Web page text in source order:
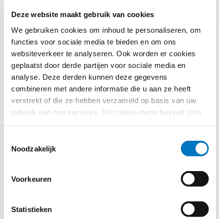
Deze website maakt gebruik van cookies
We gebruiken cookies om inhoud te personaliseren, om
functies voor sociale media te bieden en om ons
websiteverkeer te analyseren. Ook worden er cookies
geplaatst door derde partijen voor sociale media en
analyse. Deze derden kunnen deze gegevens
combineren met andere informatie die u aan ze heeft
verstrekt of die ze hebben verzameld op basis van uw
gebruik van hun services. Dit cookie-menu bevindt zich
Noodzakelijk
Voorkeuren
Statistieken
Het ontwerpadvies en
Het Comité benadrukt in haar ontwerpadvies dat
decentrale overheden een bijzondere positie innemen
bij de verantwoorde implementatie van AI. Door hun
uiteenlopende publieke dienstverleningen kunnen
decentrale overheden AI op een manier inzetten die